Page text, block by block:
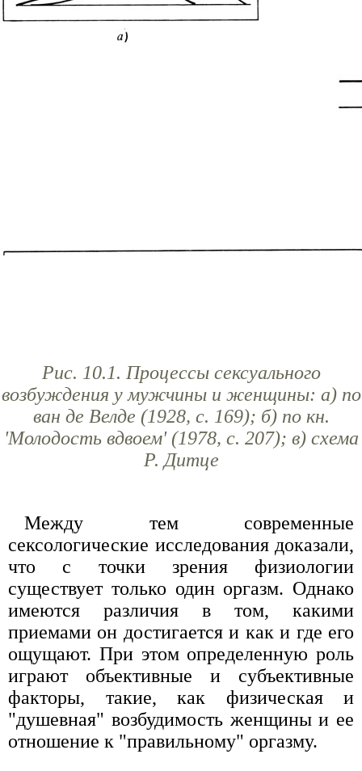
Рис. 10.1. Процессы сексуального
возбуждения у мужчины и женщины: а) по
ван де Велде (1928, с. 169); б) по кн.
'Молодость вдвоем' (1978, с. 207); в) схема
Р. Дитце
Между тем современные
сексологические исследования доказали,
что с точки зрения физиологии
существует только один оргазм. Однако
имеются различия в том, какими
приемами он достигается и как и где его
ощущают. При этом определенную роль
играют объективные и субъективные
факторы, такие, как физическая и
"душевная" возбудимость женщины и ее
отношение к "правильному" оргазму.